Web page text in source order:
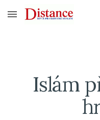
Skip to main content
Islám